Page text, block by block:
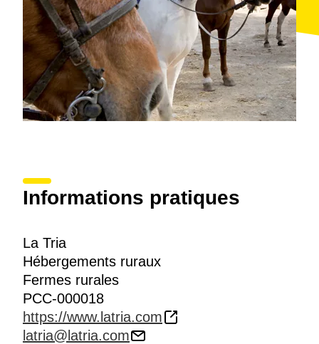
Informations pratiques
La Tria
Hébergements ruraux
Fermes rurales
PCC-000018
https://www.latria.com
latria@latria.com